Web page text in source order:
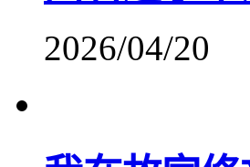
2026/04/20